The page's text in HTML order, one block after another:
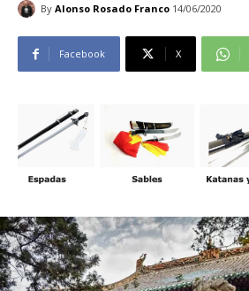
By Alonso Rosado Franco 14/06/2020
Facebook X